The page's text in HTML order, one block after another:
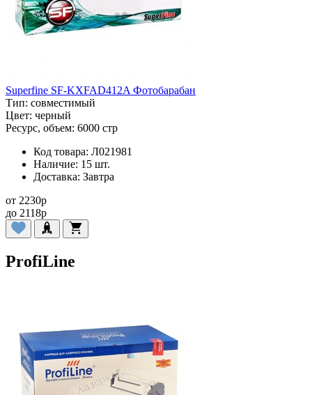
Superfine SF-KXFAD412A Фотобарабан
Тип: совместимый
Цвет: черный
Ресурс, объем: 6000 стр
Код товара: Л021981
Наличие: 15 шт.
Доставка: Завтра
от 2230p
до 2118p
ProfiLine